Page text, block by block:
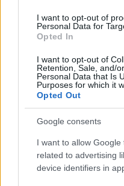
I want to opt-out of
Personal Data for
Opted In
I want to opt-out of
Retention, Sale, and/
Personal Data that Is
Purposes for which it
Opted Out
Google consents
I want to allow
related to advertising
device identifiers in
KERTÉSZ ÉS